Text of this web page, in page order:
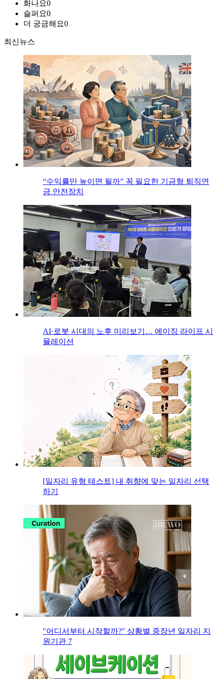
화나요0
슬퍼요0
더 궁금해요0
최신뉴스
“수익률만 높이면 될까” 꼭 필요한 기금형 퇴직연
금 안전장치
AI·로봇 시대의 노후 미리보기… 에이징 라이프 시
뮬레이션
[일자리 유형 테스트] 내 취향에 맞는 일자리 선택
하기
"어디서부터 시작할까?" 상황별 중장년 일자리 지
원기관 7